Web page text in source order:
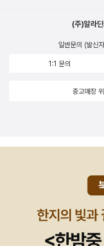
(주)알라
일반문의 (발신
1:1 문의
중고매장